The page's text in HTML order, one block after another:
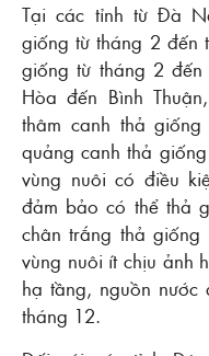
Tại các tỉnh từ Đà
giống từ tháng 2 đến
giống từ tháng 2
Hòa đến Bình
thâm canh thả
quảng canh thả
vùng nuôi có điều
đảm bảo có thể thả
chân trắng thả
vùng nuôi ít chịu ảnh
hạ tầng, nguồn
tháng 12.